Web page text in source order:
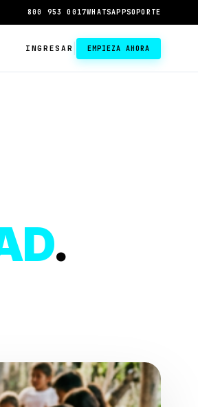
800 953 0017WHATSAPPSOPORTE
INGRESAR EMPIEZA AHORA
.